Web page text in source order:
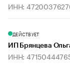
ИНН:
ДЕЙСТВУЕТ
ИП Брянцева
ИНН: